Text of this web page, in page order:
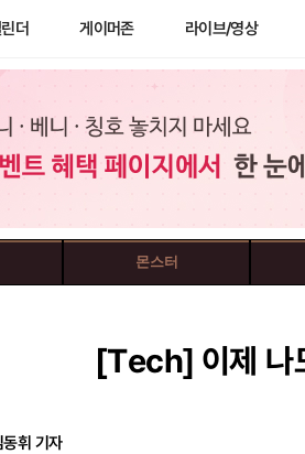
더 게이머존 라이브/영상
몬스터
[Tech] 이제
동휘 기자